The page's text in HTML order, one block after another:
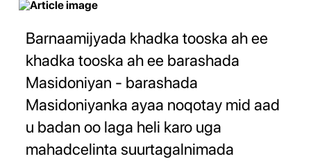
Barnaamijyada khadka tooska ah ee
khadka tooska ah ee barashada
Masidoniyan - barashada
Masidoniyanka ayaa noqotay mid aad
u badan oo laga heli karo uga
mahadcelinta suurtagalnimada